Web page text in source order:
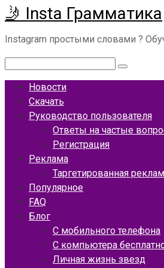
Перейти
к
контенту
🤳 Insta Грамматика
Instagram простыми словами ?
Новости
Скачать
Руководство пользователя
Ответы на частые
Регистрация
Реклама
Таргетированная
Популярное
FAQ
Блог
С мобильного телефона
С компьютера
Личная жизнь звезд